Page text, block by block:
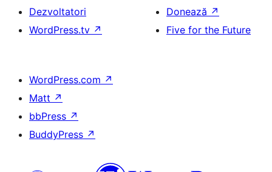
Dezvoltatori
WordPress.tv ↗
Donează ↗
Five for the Future
WordPress.com ↗
Matt ↗
bbPress ↗
BuddyPress ↗